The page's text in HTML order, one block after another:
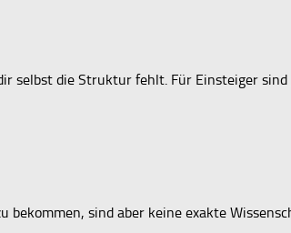
selbst die Struktur fehlt. Für Einsteiger
sind aber keine exakte